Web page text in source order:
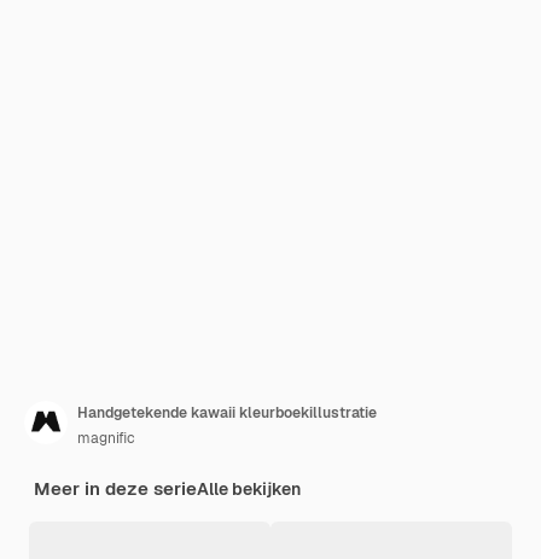
Handgetekende kawaii kleurboekillustratie
magnific
Meer in deze serieAlle bekijken